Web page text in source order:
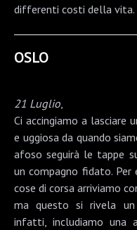
differenti costi della vita.
OSLO
21 Luglio
Ci accingiamo a lasciare
e uggiosa da quando
afoso seguirà le tappe
un compagno fidato.
cose di corsa arriviamo
ma questo si rivela un
infatti, includiamo una